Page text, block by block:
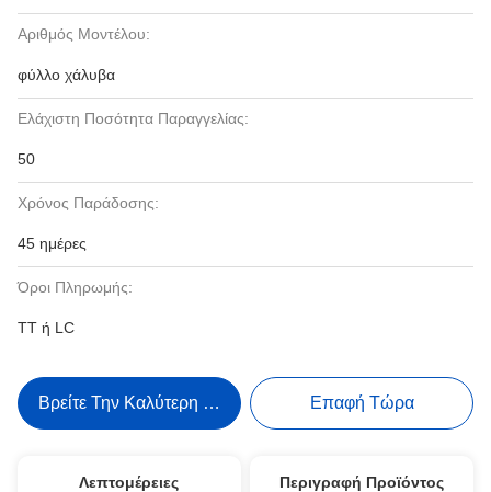
Αριθμός Μοντέλου:
φύλλο χάλυβα
Ελάχιστη Ποσότητα Παραγγελίας:
50
Χρόνος Παράδοσης:
45 ημέρες
Όροι Πληρωμής:
TT ή LC
Βρείτε Την Καλύτερη Τιμή Επαφή Τώρα
Λεπτομέρειες Περιγραφή Προϊόντος